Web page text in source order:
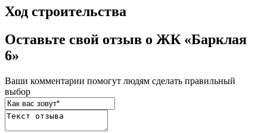
Ход строительства
Оставьте свой отзыв о ЖК «Барклая
6»
Ваши комментарии помогут людям сделать правильный
выбор